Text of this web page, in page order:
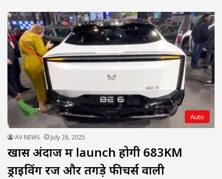
Auto
AV NEWS July 28, 2025
खास अंदाज में launch होगी 683KM
ड्राइविंग रेंज और तगड़े फीचर्स वाली